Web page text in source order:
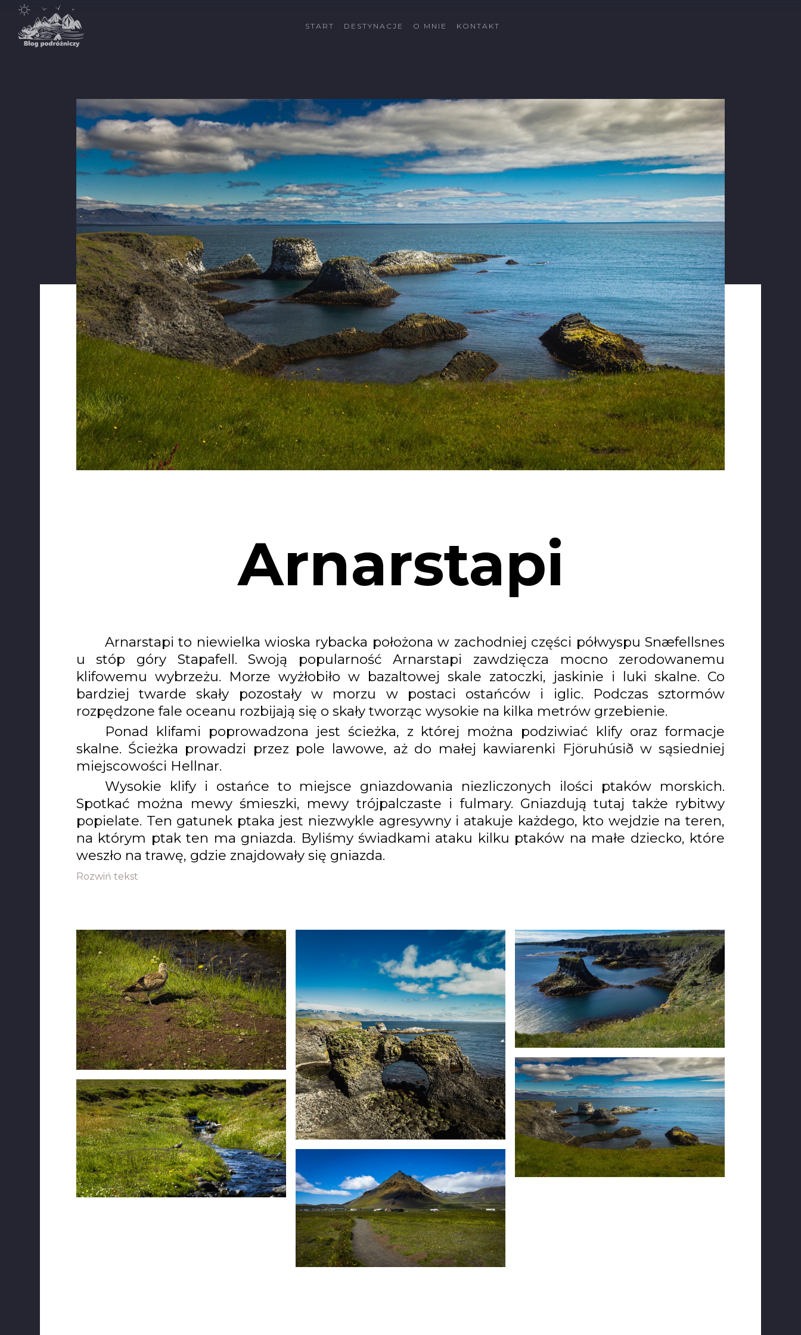
START DESTYNACJE O MNIE KONTAKT
Gran Canaria Islandia Katalonia
Kreta La Palma Lanzarote
Malta Minorka
Schwarzwald Tatry Tatry Wysokie
Val di Sole Vallée du Rhône
Wszystkie dectynacje→
Arnarstapi
Arnarstapi to niewielka wioska rybacka położona w zachodniej części półwyspu Snæfellsnes
u stóp góry Stapafell. Swoją popularność Arnarstapi zawdzięcza mocno zerodowanemu
klifowemu wybrzeżu. Morze wyżłobiło w bazaltowej skale zatoczki, jaskinie i luki skalne. Co
bardziej twarde skały pozostały w morzu w postaci ostańców i iglic. Podczas sztormów
rozpędzone fale oceanu rozbijają się o skały tworząc wysokie na kilka metrów grzebienie.
Ponad klifami poprowadzona jest ścieżka, z której można podziwiać klify oraz formacje
skalne. Ścieżka prowadzi przez pole lawowe, aż do małej kawiarenki Fjöruhúsið w sąsiedniej
miejscowości Hellnar.
Wysokie klify i ostańce to miejsce gniazdowania niezliczonych ilości ptaków morskich.
Spotkać można mewy śmieszki, mewy trójpalczaste i fulmary. Gniazdują tutaj także rybitwy
popielate. Ten gatunek ptaka jest niezwykle agresywny i atakuje każdego, kto wejdzie na teren,
na którym ptak ten ma gniazda. Byliśmy świadkami ataku kilku ptaków na małe dziecko, które
weszło na trawę, gdzie znajdowały się gniazda.
Rozwiń tekst